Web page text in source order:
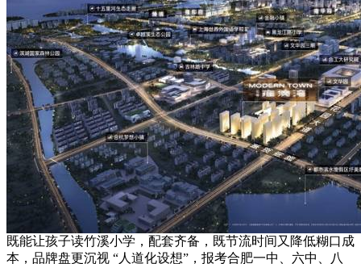
既能让孩子读竹溪小学，配套齐备，既节流时间又降低糊口成
本，品牌盘更沉视 “人道化设想”，报考合肥一中、六中、八